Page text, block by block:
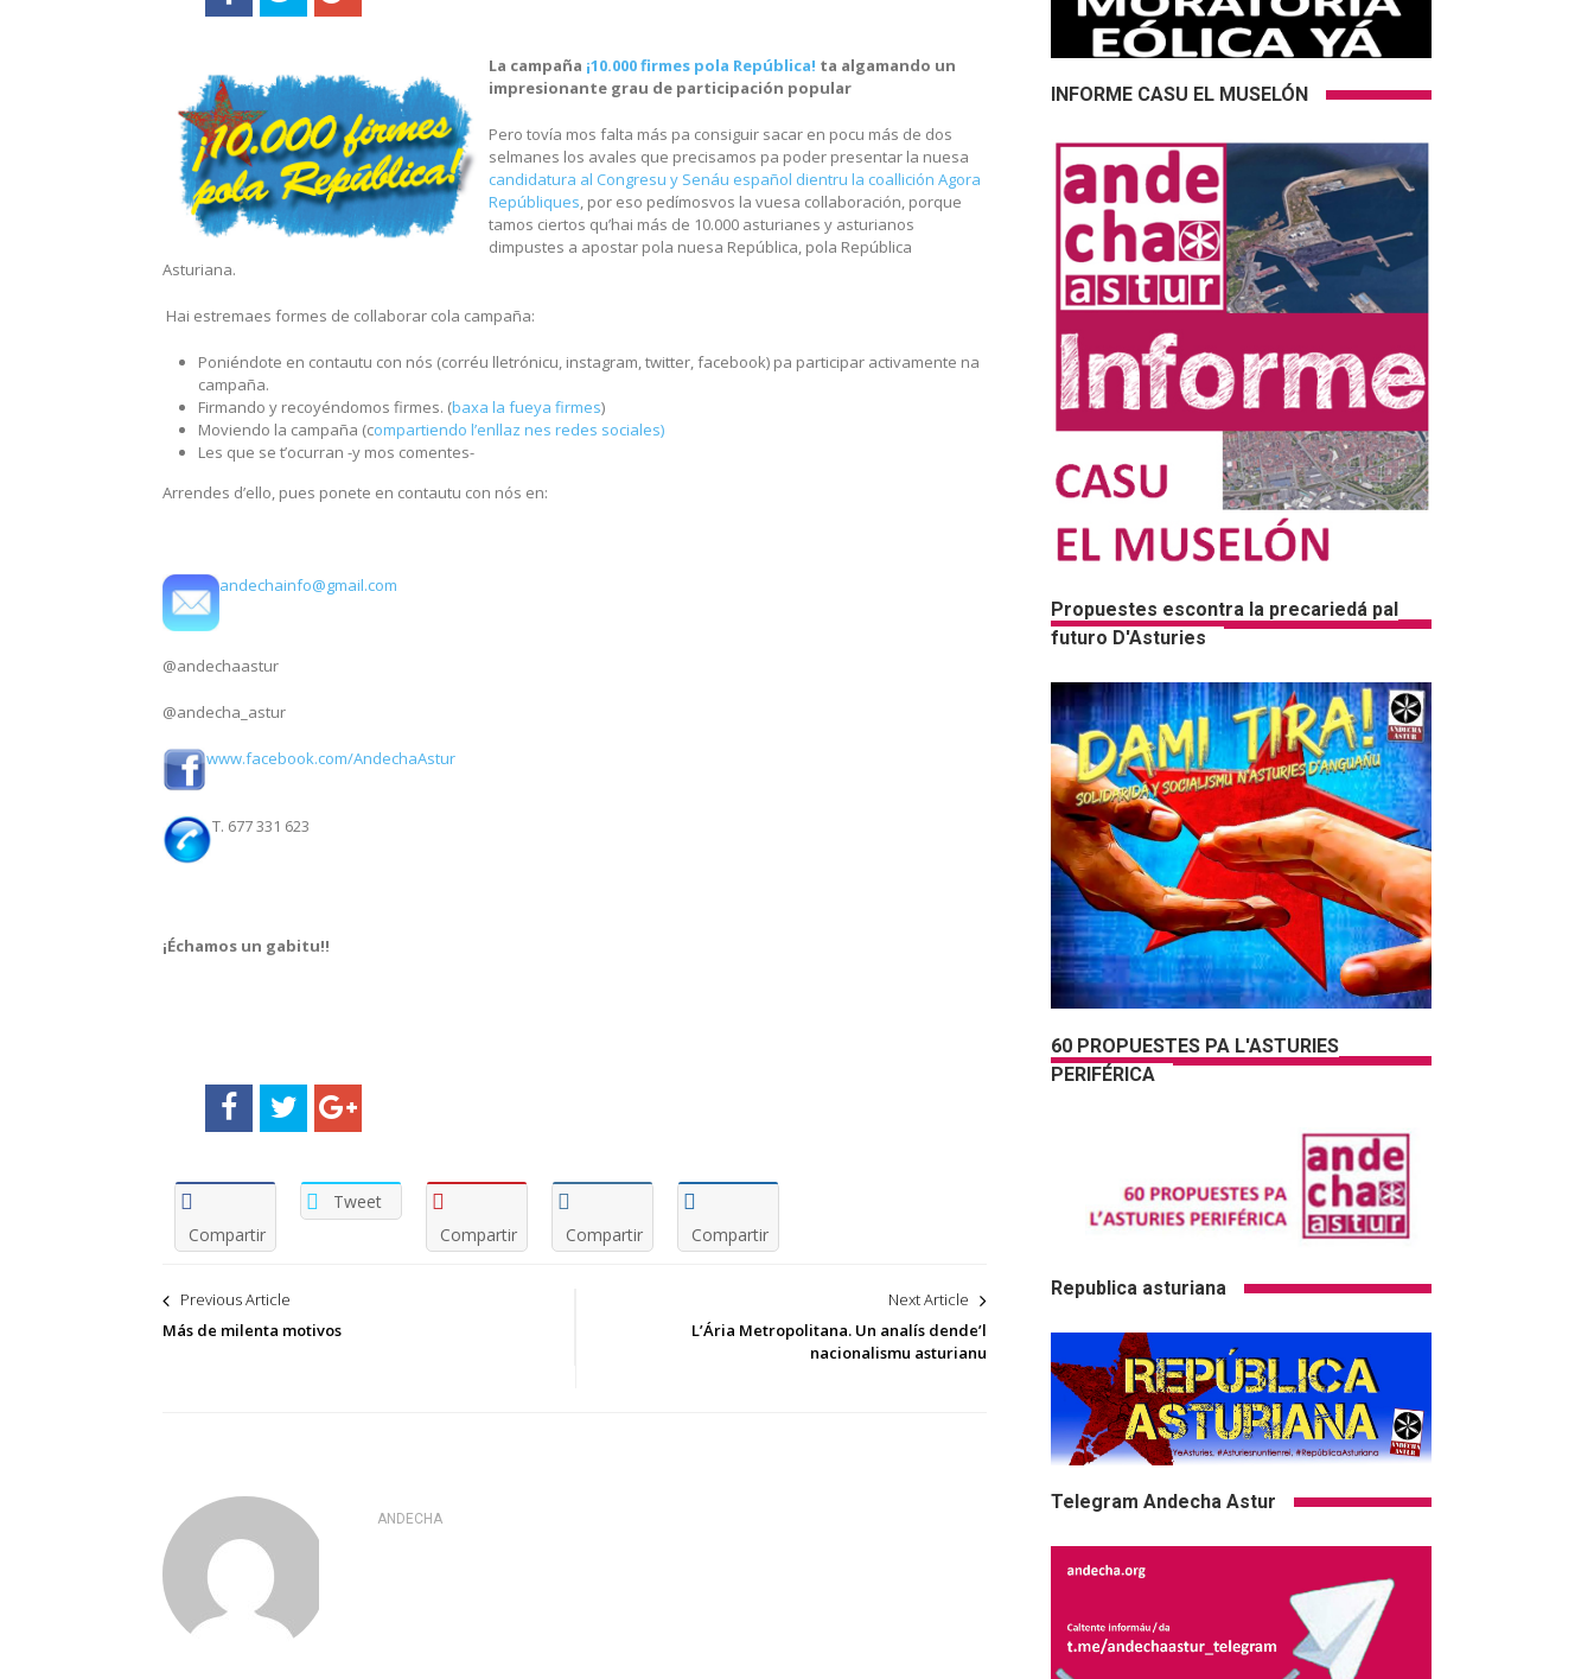
La campaña ¡10.000 firmes pola República! ta algamando un
impresionante grau de participación popular
Pero tovía mos falta más pa consiguir sacar en pocu más de dos
selmanes los avales que precisamos pa poder presentar la nuesa
candidatura al Congresu y Senáu español dientru la coallición Agora
Repúbliques, por eso pedímosvos la vuesa collaboración, porque
tamos ciertos qu’hai más de 10.000 asturianes y asturianos
dimpustes a apostar pola nuesa República, pola República
Asturiana.
Hai estremaes formes de collaborar cola campaña:
Poniéndote en contautu con nós (corréu lletrónicu, instagram, twitter, facebook) pa participar activamente na
campaña.
Firmando y recoyéndomos firmes. (baxa la fueya firmes)
Moviendo la campaña (compartiendo l’enllaz nes redes sociales)
Les que se t’ocurran -y mos comentes-
Arrendes d’ello, pues ponete en contautu con nós en:
andechainfo@gmail.com
@andechaastur
@andecha_astur
www.facebook.com/AndechaAstur
T. 677 331 623
¡Échamos un gabitu!!
Compartir
Tweet
Compartir
Compartir Compartir
Navegación
de
Previous Article
Más de milenta motivos
Next Article
L’Ária Metropolitana. Un analís dende’l
nacionalismu asturianu
ANDECHA
INFORME CASU EL MUSELÓN
Propuestes escontra la precariedá pal
futuro D'Asturies
60 PROPUESTES PA L'ASTURIES
PERIFÉRICA
Republica asturiana
Telegram Andecha Astur